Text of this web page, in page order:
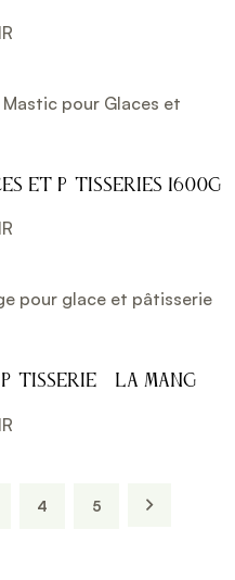
et Pâtisseries 1600g
à la mangue
4 5